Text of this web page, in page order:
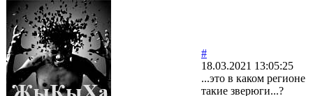
#
18.03.2021 13:05:25
...это в каком регионе
такие зверюги...?